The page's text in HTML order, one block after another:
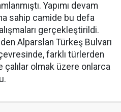
Yapımı devam
sahip camide bu defa
gerçekleştirildi.
Alparslan Türkeş Bulvarı
farklı türlerden
çalılar olmak üzere onlarca